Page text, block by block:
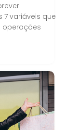
7 variáveis que
operações